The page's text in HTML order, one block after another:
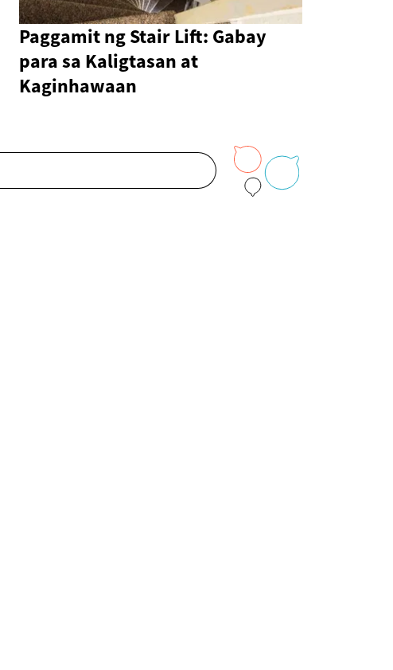
Paggamit ng Stair Lift: Gabay
para sa Kaligtasan at
Kaginhawaan